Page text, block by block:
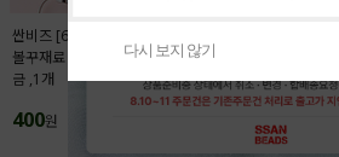
싼비즈 [6716-13]아크릴비즈 볼펜꾸미기
볼꾸재료 액자프레임 28x31.5mm 메탈도
금 ,1개
400원
싼비즈
본풍 탄
200원
다시 보지 않기